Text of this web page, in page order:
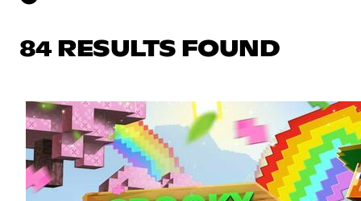
84 RESULTS FOUND